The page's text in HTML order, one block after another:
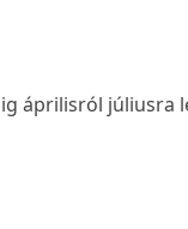
áprilisról júliusra